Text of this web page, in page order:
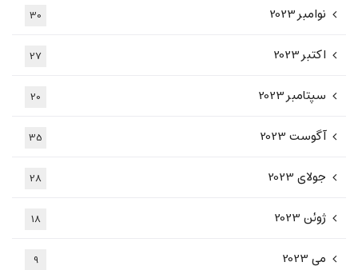
نوامبر 2023 30
اکتبر 2023 27
سپتامبر 2023 20
آگوست 2023 35
جولای 2023 28
ژوئن 2023 18
می 2023 9